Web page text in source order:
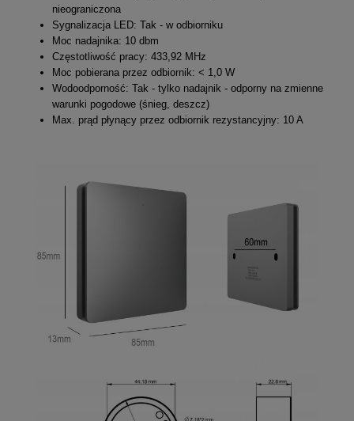
nieograniczona
Sygnalizacja LED: Tak - w odbiorniku
Moc nadajnika: 10 dbm
Częstotliwość pracy: 433,92 MHz
Moc pobierana przez odbiornik: < 1,0 W
Wodoodporność: Tak - tylko nadajnik - odporny na zmienne
warunki pogodowe (śnieg, deszcz)
Max. prąd płynący przez odbiornik rezystancyjny: 10 A